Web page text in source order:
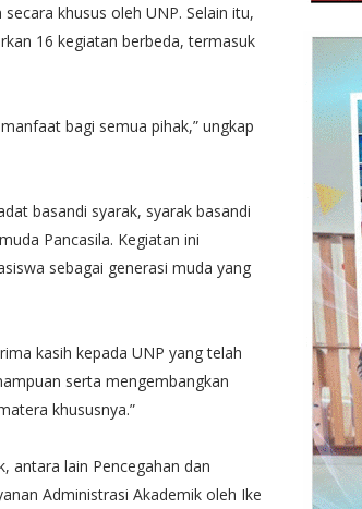
khusus oleh UNP. Selain itu,
16 kegiatan berbeda, termasuk
bagi semua pihak,” ungkap
basandi syarak, syarak basandi
Pancasila. Kegiatan ini
sebagai generasi muda yang
kasih kepada UNP yang telah
serta mengembangkan
khususnya.”
antara lain Pencegahan dan
Administrasi Akademik oleh Ike